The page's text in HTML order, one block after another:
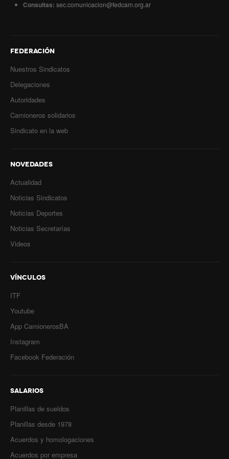
Campañas de prevención
Memoria histórica
Buscar
Secretarías
Secretaría general adjunta
Secretaría de actas
Secretaría prensa y cultura
Secretaría de Obra Social
Secretaría Administrativa
Secretaría de Coord. Política
Secretaría de Fiscalización
Consultas: sec.comunicacion@fedcam.org.ar
FEDERACIÓN
Nuestros Sindicatos
Delegaciones
Autoridades
Camioneros solidarios
Sindicato en la web
NOVEDADES
Actualidad
Noticias Sindicatos
Noticias Deportes
Noticias Secretarías
Videos
VÍNCULOS
ITF
Youtube
App CamionerosBA
Instagram
Facebook Federación
SALARIOS
Planillas de sueldos
Planillas desde 1978
Acuerdos y homologaciones
Acuerdos por empresa